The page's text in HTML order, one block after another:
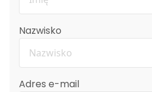
Nazwisko
Adres e-mail